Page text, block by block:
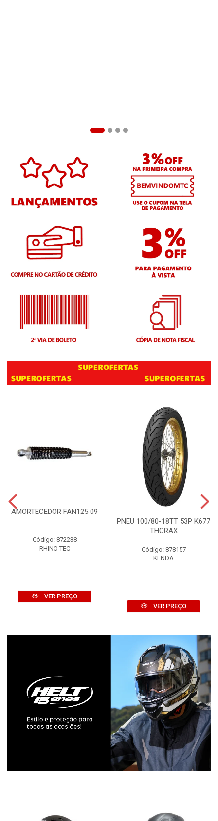
AMORTECEDOR FAN125 09
Código: 872238
RHINO TEC
VER PREÇO
PNEU 100/80-18TT 53P K677
THORAX
Código: 878157
KENDA
VER PREÇO